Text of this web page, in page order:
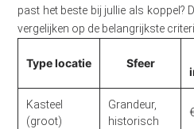
past het beste bij jullie als koppel?
vergelijken op de belangrijkste
Type locatie Sfeer
Kasteel
(groot)
Grandeur,
historisch